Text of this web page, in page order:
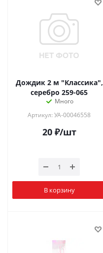
Дождик 2 м "Классика",
серебро 259-065
Много
Артикул: УА-00046558
20₽/шт
В корзину